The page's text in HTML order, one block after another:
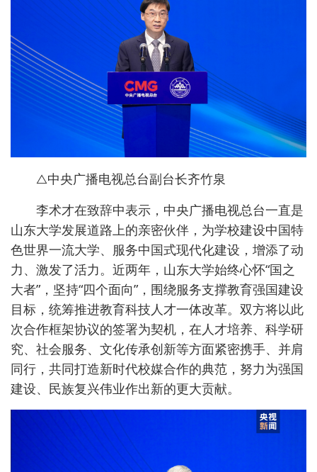
△中央广播电视总台副台长齐竹泉
李术才在致辞中表示，中央广播电视总台一直是
山东大学发展道路上的亲密伙伴，为学校建设中国特
色世界一流大学、服务中国式现代化建设，增添了动
力、激发了活力。近两年，山东大学始终心怀“国之
大者”，坚持“四个面向”，围绕服务支撑教育强国建设
目标，统筹推进教育科技人才一体改革。双方将以此
次合作框架协议的签署为契机，在人才培养、科学研
究、社会服务、文化传承创新等方面紧密携手、并肩
同行，共同打造新时代校媒合作的典范，努力为强国
建设、民族复兴伟业作出新的更大贡献。